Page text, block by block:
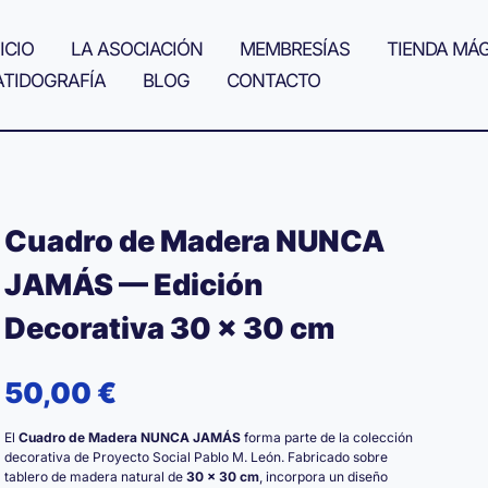
LA ASOCIACIÓN MEMBRESÍAS
TIENDA
BLOG CONTACTO
Cuadro de Madera NUNCA
JAMÁS — Edición
Decorativa 30 × 30 cm
50,00 €
El Cuadro de Madera NUNCA JAMÁSforma parte de la colección
decorativa de Proyecto Social Pablo M. León. Fabricado sobre
tablero de madera natural de 30 × 30 cm, incorpora un diseño